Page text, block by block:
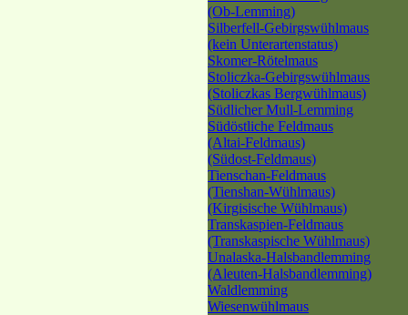
(Ob-Lemming)
Silberfell-Gebirgswühlmaus
(kein Unterartenstatus)
Skomer-Rötelmaus
Stoliczka-Gebirgswühlmaus
(Stoliczkas Bergwühlmaus)
Südlicher Mull-Lemming
Südöstliche Feldmaus
(Altai-Feldmaus)
(Südost-Feldmaus)
Tienschan-Feldmaus
(Tienshan-Wühlmaus)
(Kirgisische Wühlmaus)
Transkaspien-Feldmaus
(Transkaspische Wühlmaus)
Unalaska-Halsbandlemming
(Aleuten-Halsbandlemming)
Waldlemming
Wiesenwühlmaus